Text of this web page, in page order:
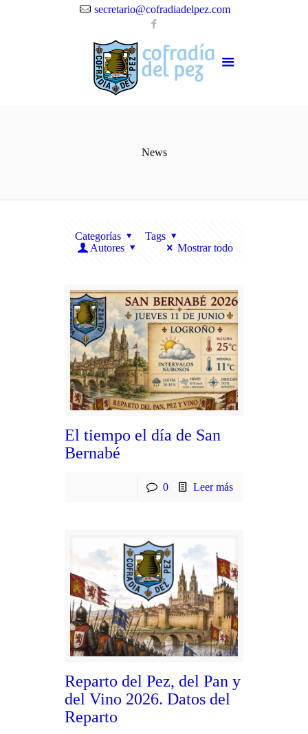
secretario@cofradiadelpez.com
News
Categorías
Tags
Autores
Mostrar todo
El tiempo el día de San
Bernabé
0 Leer más
Reparto del Pez, del Pan y
del Vino 2026. Datos del
Reparto